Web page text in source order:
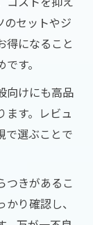
のセットやジ
得になること
す。
向けにも高品
ます。レビュ
で選ぶことで
つきがあるこ
り確認し、